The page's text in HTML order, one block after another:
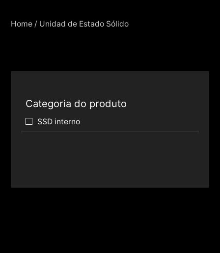
Home / Unidad de Estado Sólido
Categoria do produto
SSD interno